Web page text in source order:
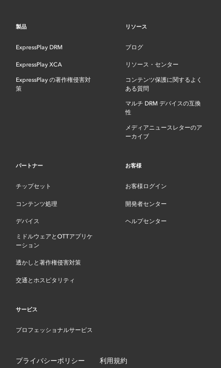
製品
ExpressPlay DRM
ExpressPlay XCA
ExpressPlay の著作権侵害対
策
リソース
ブログ
リソース・センター
コンテンツ保護に関するよく
ある質問
マルチ DRM デバイスの互換
性
メディアニュースレターのア
ーカイブ
パートナー
チップセット
コンテンツ処理
デバイス
ミドルウェアとOTTアプリケ
ーション
透かしと著作権侵害対策
交通とホスピタリティ
お客様
お客様ログイン
開発者センター
ヘルプセンター
サービス
プロフェッショナルサービス
プライバシーポリシー
利用規約